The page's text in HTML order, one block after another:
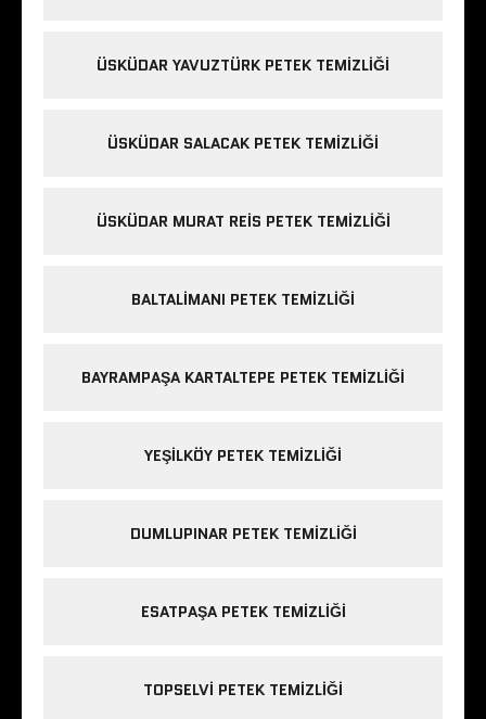
ÜSKÜDAR YAVUZTÜRK PETEK TEMIZLIĞI
ÜSKÜDAR SALACAK PETEK TEMIZLIĞI
ÜSKÜDAR MURAT REIS PETEK TEMIZLIĞI
BALTALIMANI PETEK TEMIZLIĞI
BAYRAMPAŞA KARTALTEPE PETEK TEMIZLIĞI
YEŞILKÖY PETEK TEMIZLIĞI
DUMLUPINAR PETEK TEMIZLIĞI
ESATPAŞA PETEK TEMIZLIĞI
TOPSELVI PETEK TEMIZLIĞI